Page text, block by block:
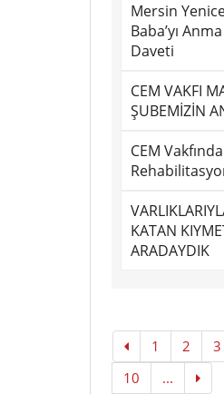
Mersin
Baba’yı
Daveti
CEM VAKFI
ŞUBEMİZİN
CEM
KATAN
ARADAYDIK
1 2 3
10
...